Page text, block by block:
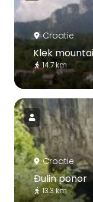
Croatie
Klek
14.7 km
Croatie
Ðulin ponor
13.3 km